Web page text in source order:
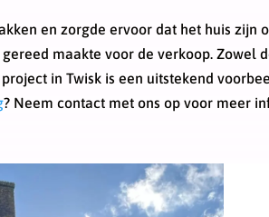
en zorgde ervoor dat het huis
maakte voor de verkoop.
in Twisk is een uitstekend
? Neem contact met ons op voor meer